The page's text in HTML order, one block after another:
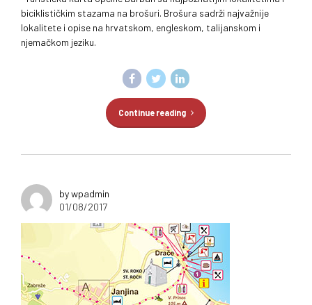
biciklističkim stazama na brošuri. Brošura sadrži najvažnije
lokalitete i opise na hrvatskom, engleskom, talijanskom i
njemačkom jeziku.
Continue reading
by wpadmin
01/08/2017